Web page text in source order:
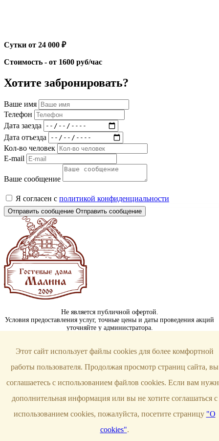
Сутки от 24 000 ₽
Стоимость - от 1600 руб/час
Хотите забронировать?
Ваше имя
Телефон
Дата заезда
Дата отъезда
Кол-во человек
E-mail
Ваше сообщение
Я согласен с политикой конфиденциальности
Отправить сообщение Отправить сообщение
Не является публичной офертой.
Условия предоставления услуг, точные цены и даты проведения акций
уточняйте у администратора.
г. Уфа, ул. Герцена, 53А
banimalina@yandex.ru
Мы в соцсетях
Этот сайт использует файлы cookies для более комфортной
работы пользователя. Продолжая просмотр страниц сайта, вы
соглашаетесь с использованием файлов cookies. Если вам
дополнительная информация или вы не хотите соглашаться с
использованием cookies, пожалуйста, посетите страницу "О
cookies".